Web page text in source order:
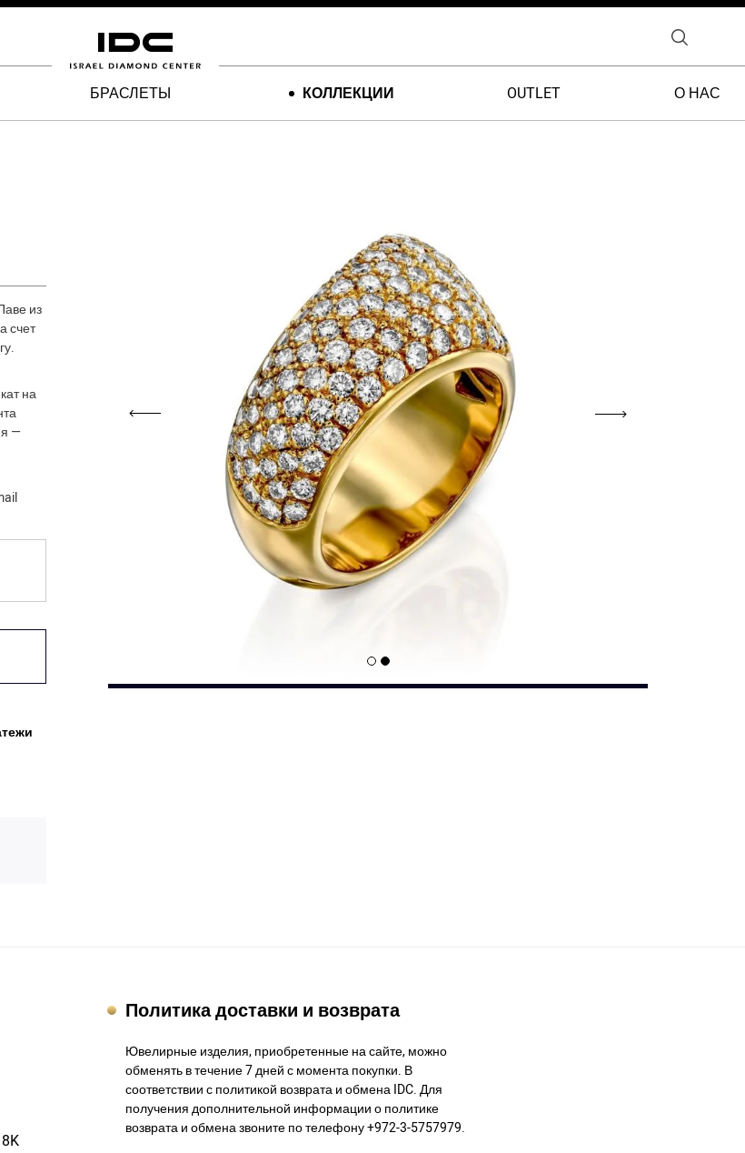
БРАСЛЕТЫ КОЛЛЕКЦИИ OUTLET О НАС
из
счет
на
—
Политика доставки и возврата
Ювелирные изделия, приобретенные на сайте, можно
обменять в течение 7 дней с момента покупки. В
соответствии с политикой возврата и обмена IDC. Для
получения дополнительной информации о политике
возврата и обмена звоните по телефону +972-3-5757979.